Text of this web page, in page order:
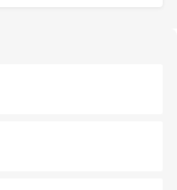
楽しめる外せないスポット